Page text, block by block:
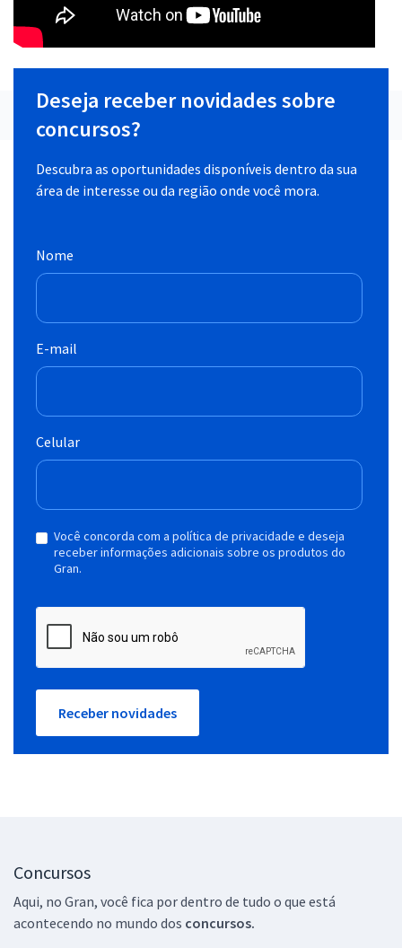
Deseja receber novidades sobre
concursos?
Descubra as oportunidades disponíveis dentro da sua
área de interesse ou da região onde você mora.
Nome
E-mail
Celular
Você concorda com a política de privacidade e deseja
receber informações adicionais sobre os produtos do
Gran.
Receber novidades
Concursos
Aqui, no Gran, você fica por dentro de tudo o que está
acontecendo no mundo dos concursos.